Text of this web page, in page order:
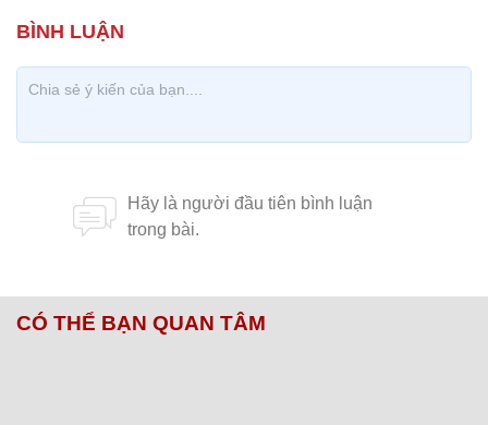
CÓ THỂ BẠN QUAN TÂM